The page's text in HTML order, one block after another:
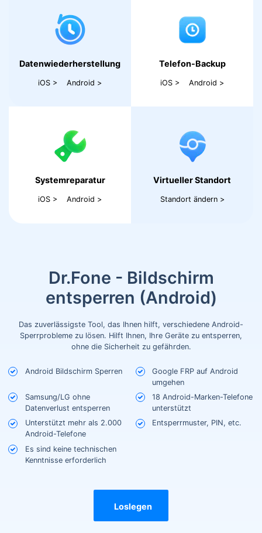
Telefon-Backup
iOS > Android >
Datenwiederherstellung
iOS > Android >
Systemreparatur
iOS > Android >
Virtueller Standort
Standort ändern >
Dr.Fone - Bildschirm
entsperren (Android)
Das zuverlässigste Tool, das Ihnen hilft, verschiedene Android-
Sperrprobleme zu lösen. Hilft Ihnen, Ihre Geräte zu entsperren,
ohne die Sicherheit zu gefährden.
Android Bildschirm Sperren
Google FRP auf Android
umgehen
Samsung/LG ohne
Datenverlust entsperren
18 Android-Marken-Telefone
unterstützt
Unterstützt mehr als 2.000
Android-Telefone
Entsperrmuster, PIN, etc.
Es sind keine technischen
Kenntnisse erforderlich
Loslegen